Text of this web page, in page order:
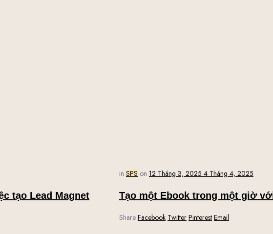
tạo Lead Magnet
in SPS on 12 Tháng 3, 2025 4 Tháng 4, 2025
Tạo một Ebook trong một giờ
Share Facebook Twitter Pinterest Email